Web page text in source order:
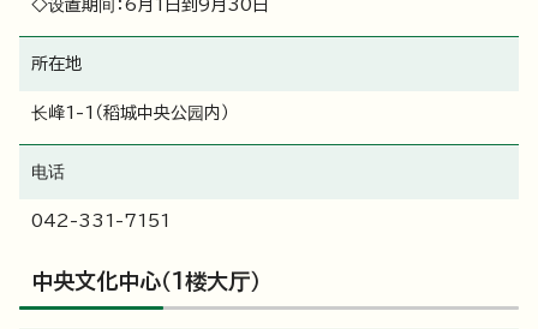
◇设置期间：6月1日到9月30日
所在地
长峰1-1（稻城中央公园内）
电话
042-331-7151
中央文化中心（1楼大厅）